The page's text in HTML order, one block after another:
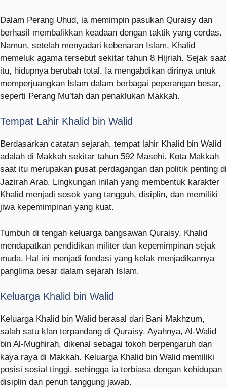
Dalam Perang Uhud, ia memimpin pasukan Quraisy dan
berhasil membalikkan keadaan dengan taktik yang cerdas.
Namun, setelah menyadari kebenaran Islam, Khalid
memeluk agama tersebut sekitar tahun 8 Hijriah. Sejak saat
itu, hidupnya berubah total. Ia mengabdikan dirinya untuk
memperjuangkan Islam dalam berbagai peperangan besar,
seperti Perang Mu’tah dan penaklukan Makkah.
Tempat Lahir Khalid bin Walid
Berdasarkan catatan sejarah, tempat lahir Khalid bin Walid
adalah di Makkah sekitar tahun 592 Masehi. Kota Makkah
saat itu merupakan pusat perdagangan dan politik penting di
Jazirah Arab. Lingkungan inilah yang membentuk karakter
Khalid menjadi sosok yang tangguh, disiplin, dan memiliki
jiwa kepemimpinan yang kuat.
Tumbuh di tengah keluarga bangsawan Quraisy, Khalid
mendapatkan pendidikan militer dan kepemimpinan sejak
muda. Hal ini menjadi fondasi yang kelak menjadikannya
panglima besar dalam sejarah Islam.
Keluarga Khalid bin Walid
Keluarga Khalid bin Walid berasal dari Bani Makhzum,
salah satu klan terpandang di Quraisy. Ayahnya, Al-Walid
bin Al-Mughirah, dikenal sebagai tokoh berpengaruh dan
kaya raya di Makkah. Keluarga Khalid bin Walid memiliki
posisi sosial tinggi, sehingga ia terbiasa dengan kehidupan
disiplin dan penuh tanggung jawab.